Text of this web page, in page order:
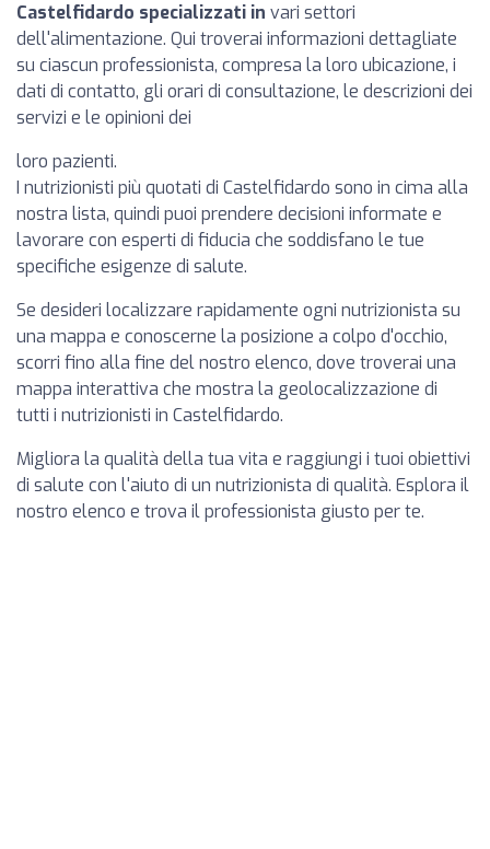
Castelfidardo specializzati in vari settori
dell'alimentazione. Qui troverai informazioni dettagliate
su ciascun professionista, compresa la loro ubicazione, i
dati di contatto, gli orari di consultazione, le descrizioni dei
servizi e le opinioni dei
loro pazienti.
I nutrizionisti più quotati di Castelfidardo sono in cima alla
nostra lista, quindi puoi prendere decisioni informate e
lavorare con esperti di fiducia che soddisfano le tue
specifiche esigenze di salute.
Se desideri localizzare rapidamente ogni nutrizionista su
una mappa e conoscerne la posizione a colpo d'occhio,
scorri fino alla fine del nostro elenco, dove troverai una
mappa interattiva che mostra la geolocalizzazione di
tutti i nutrizionisti in Castelfidardo.
Migliora la qualità della tua vita e raggiungi i tuoi obiettivi
di salute con l'aiuto di un nutrizionista di qualità. Esplora il
nostro elenco e trova il professionista giusto per te.